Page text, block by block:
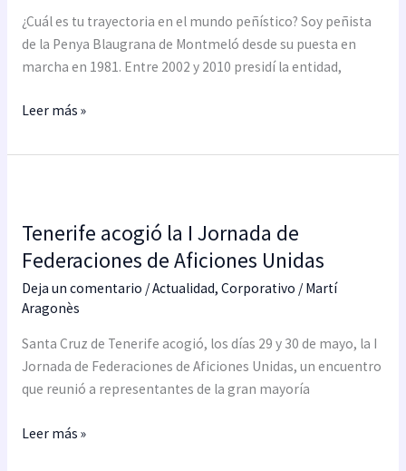
¿Cuál es tu trayectoria en el mundo peñístico? Soy peñista
de la Penya Blaugrana de Montmeló desde su puesta en
marcha en 1981. Entre 2002 y 2010 presidí la entidad,
Aficiones
Unidas
Leer más »
Tenerife acogió la I Jornada de
Federaciones de Aficiones Unidas
Deja un comentario /Actualidad, Corporativo / Martí
Aragonès
Santa Cruz de Tenerife acogió, los días 29 y 30 de mayo, la I
Jornada de Federaciones de Aficiones Unidas, un encuentro
que reunió a representantes de la gran mayoría
la
I
de
de
Aficiones
Unidas
Leer más »